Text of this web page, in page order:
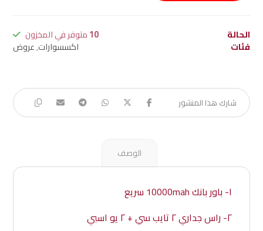
الحالة 10متوفر في المخزون
فئات اكسسوارات,عروض
الوصف
١- باور بانك 10000mah سريع
٢- راس جداري ٢ تايب سي + ٢ يو اسبي